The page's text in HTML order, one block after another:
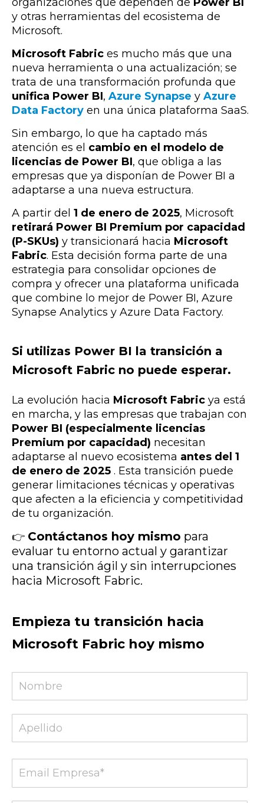
y otras herramientas del ecosistema de
Microsoft.
Microsoft Fabric es mucho más que una
nueva herramienta o una actualización; se
trata de una transformación profunda que
unifica Power BI, Azure Synapse y Azure
Data Factory en una única plataforma SaaS.
Sin embargo, lo que ha captado más
atención es el cambio en el modelo de
licencias de Power BI, que obliga a las
empresas que ya disponían de Power BI a
adaptarse a una nueva estructura.
A partir del 1 de enero de 2025, Microsoft
retirará Power BI Premium por capacidad
(P-SKUs) y transicionará hacia Microsoft
Fabric. Esta decisión forma parte de una
estrategia para consolidar opciones de
compra y ofrecer una plataforma unificada
que combine lo mejor de Power BI, Azure
Synapse Analytics y Azure Data Factory.
Si utilizas Power BI la transición a
Microsoft Fabric no puede esperar.
La evolución hacia Microsoft Fabric ya está
en marcha, y las empresas que trabajan con
Power BI (especialmente licencias
Premium por capacidad) necesitan
adaptarse al nuevo ecosistema antes del 1
de enero de 2025 . Esta transición puede
generar limitaciones técnicas y operativas
que afecten a la eficiencia y competitividad
de tu organización.
👉 Contáctanos hoy mismo para
evaluar tu entorno actual y garantizar
una transición ágil y sin interrupciones
hacia Microsoft Fabric.
Empieza tu transición hacia
Microsoft Fabric hoy mismo